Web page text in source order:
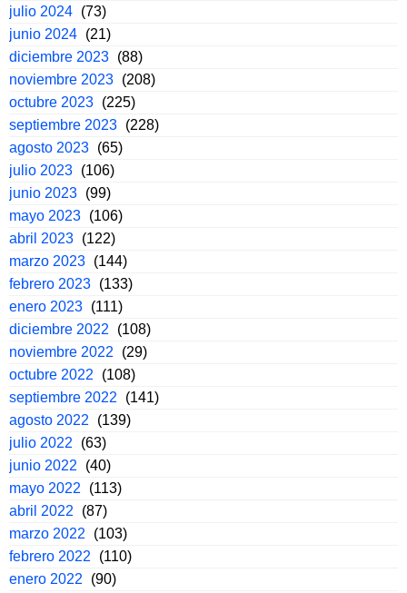
julio 2024 (73)
junio 2024 (21)
diciembre 2023 (88)
noviembre 2023 (208)
octubre 2023 (225)
septiembre 2023 (228)
agosto 2023 (65)
julio 2023 (106)
junio 2023 (99)
mayo 2023 (106)
abril 2023 (122)
marzo 2023 (144)
febrero 2023 (133)
enero 2023 (111)
diciembre 2022
(108)
noviembre 2022
(29)
octubre 2022
(108)
septiembre 2022
(141)
agosto 2022
(139)
julio 2022
(63)
junio 2022
(40)
mayo 2022
(113)
abril 2022
(87)
marzo 2022
(103)
febrero 2022
(110)
enero 2022
(90)